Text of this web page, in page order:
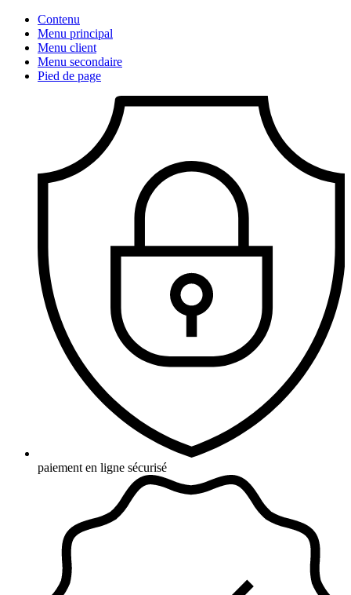
Contenu
Menu principal
Menu client
Menu secondaire
Pied de page
paiement en ligne sécurisé